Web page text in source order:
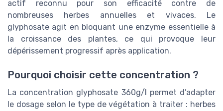
actif reconnu pour son efficacité contre de
nombreuses herbes annuelles et vivaces. Le
glyphosate agit en bloquant une enzyme essentielle à
la croissance des plantes, ce qui provoque leur
dépérissement progressif après application.
Pourquoi choisir cette concentration ?
La concentration glyphosate 360g/l permet d’adapter
le dosage selon le type de végétation à traiter : herbes